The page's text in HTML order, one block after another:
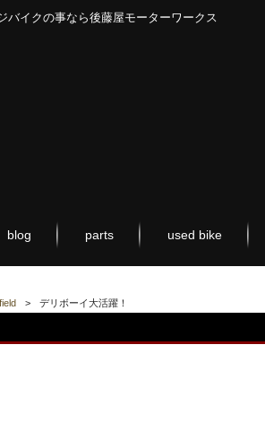
バイクの事なら後藤屋モーターワークス
blog parts used bike
> デリボーイ大活躍！